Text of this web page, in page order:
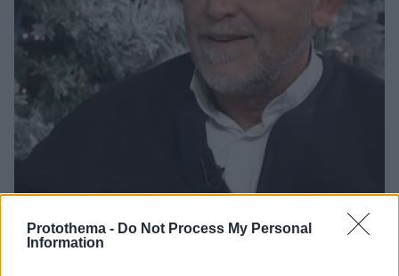
Protothema - Do Not Process My Personal
Information
29.12.2023, 18:26